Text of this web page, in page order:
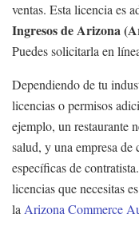
ventas. Esta licencia es
Ingresos de Arizona
Puedes solicitarla en
Dependiendo de tu
licencias o permisos
ejemplo, un restaurante
salud, y una empresa
específicas de
licencias que necesitas
laArizona Commerce